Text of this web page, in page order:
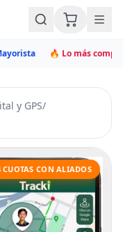
🔥 Lo más
y GPS/
CUOTAS CON ALIADOS